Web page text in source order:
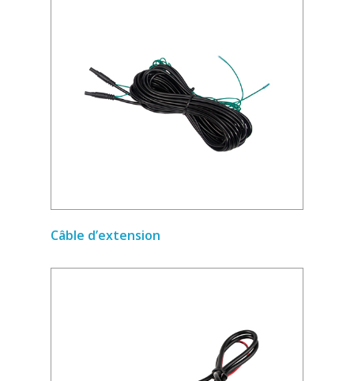
Câble d’extension